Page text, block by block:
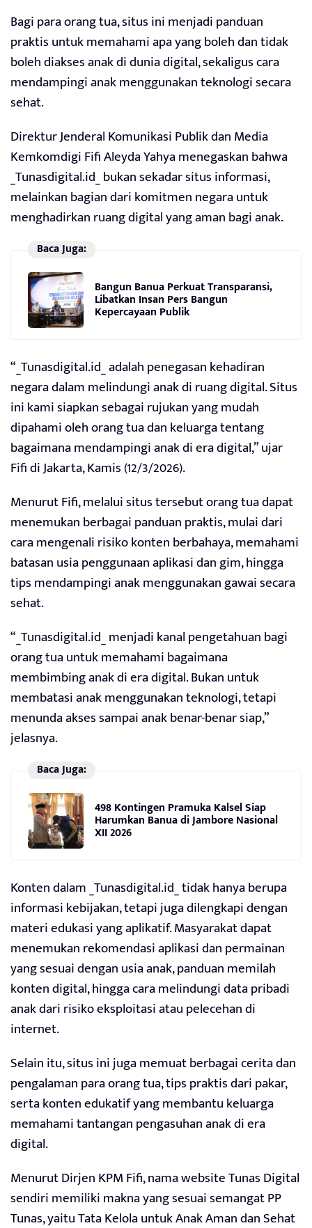
Bagi para orang tua, situs ini menjadi panduan
praktis untuk memahami apa yang boleh dan tidak
boleh diakses anak di dunia digital, sekaligus cara
mendampingi anak menggunakan teknologi secara
sehat.
Direktur Jenderal Komunikasi Publik dan Media
Kemkomdigi Fifi Aleyda Yahya menegaskan bahwa
_Tunasdigital.id_ bukan sekadar situs informasi,
melainkan bagian dari komitmen negara untuk
menghadirkan ruang digital yang aman bagi anak.
Baca Juga:
Bangun Banua Perkuat Transparansi,
Libatkan Insan Pers Bangun
Kepercayaan Publik
“_Tunasdigital.id_ adalah penegasan kehadiran
negara dalam melindungi anak di ruang digital. Situs
ini kami siapkan sebagai rujukan yang mudah
dipahami oleh orang tua dan keluarga tentang
bagaimana mendampingi anak di era digital,” ujar
Fifi di Jakarta, Kamis (12/3/2026).
Menurut Fifi, melalui situs tersebut orang tua dapat
menemukan berbagai panduan praktis, mulai dari
cara mengenali risiko konten berbahaya, memahami
batasan usia penggunaan aplikasi dan gim, hingga
tips mendampingi anak menggunakan gawai secara
sehat.
“_Tunasdigital.id_ menjadi kanal pengetahuan bagi
orang tua untuk memahami bagaimana
membimbing anak di era digital. Bukan untuk
membatasi anak menggunakan teknologi, tetapi
menunda akses sampai anak benar-benar siap,”
jelasnya.
Baca Juga:
498 Kontingen Pramuka Kalsel Siap
Harumkan Banua di Jambore Nasional
XII 2026
Konten dalam _Tunasdigital.id_ tidak hanya berupa
informasi kebijakan, tetapi juga dilengkapi dengan
materi edukasi yang aplikatif. Masyarakat dapat
menemukan rekomendasi aplikasi dan permainan
yang sesuai dengan usia anak, panduan memilah
konten digital, hingga cara melindungi data pribadi
anak dari risiko eksploitasi atau pelecehan di
internet.
Selain itu, situs ini juga memuat berbagai cerita dan
pengalaman para orang tua, tips praktis dari pakar,
serta konten edukatif yang membantu keluarga
memahami tantangan pengasuhan anak di era
digital.
Menurut Dirjen KPM Fifi, nama website Tunas Digital
sendiri memiliki makna yang sesuai semangat PP
Tunas, yaitu Tata Kelola untuk Anak Aman dan Sehat